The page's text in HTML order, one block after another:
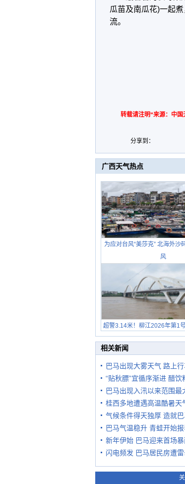
瓜苗及南瓜花)一起
流。
转载请注明“来源：中国
分享到：
广西天气热点
为应对台风“美莎克” 北海外沙
风
超警3.14米！柳江2026年第1
在堤岸见证汛况
相关新闻
巴马出现大雾天气 路上
“贴秋膘”宜循序渐进 醋
巴马出现入汛以来范围最
桂西多地遭遇高温酷暑天
气候条件得天独厚 造就
巴马气温稳升 青蛙开始
新年伊始 巴马迎来首场
闪电频发 巴马居民房遭